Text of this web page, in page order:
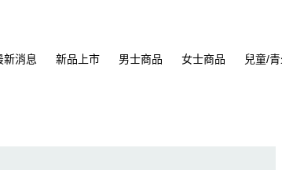
新消息 新品上市 男士商品 女士商品 兒童/